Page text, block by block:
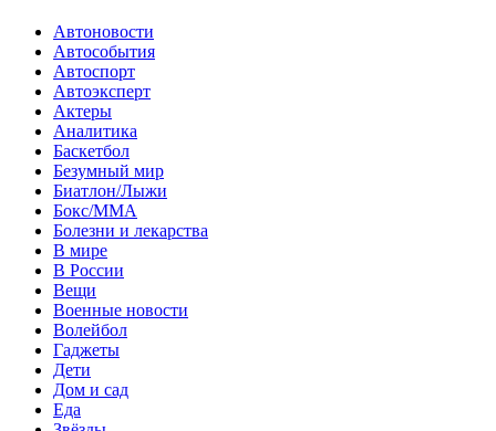
Автоновости
Автособытия
Автоспорт
Автоэксперт
Актеры
Аналитика
Баскетбол
Безумный мир
Биатлон/Лыжи
Бокс/MMA
Болезни и лекарства
В мире
В России
Вещи
Военные новости
Волейбол
Гаджеты
Дети
Дом и сад
Еда